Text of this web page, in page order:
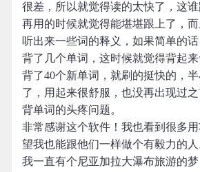
很差，所以就觉得读的太快了，这
再用的时候就觉得能堪堪跟上了，
听出来一些词的释义，如果简单的
背了几个单词，这时候就觉得背起
背了40个新单词，就刷的挺快的，
了，用起来很舒服，也没再出现过
背单词的头疼问题。
非常感谢这个软件！我也看到很多
望我也能跟他们一样做个有毅力的人
我一直有个尼亚加拉大瀑布旅游的